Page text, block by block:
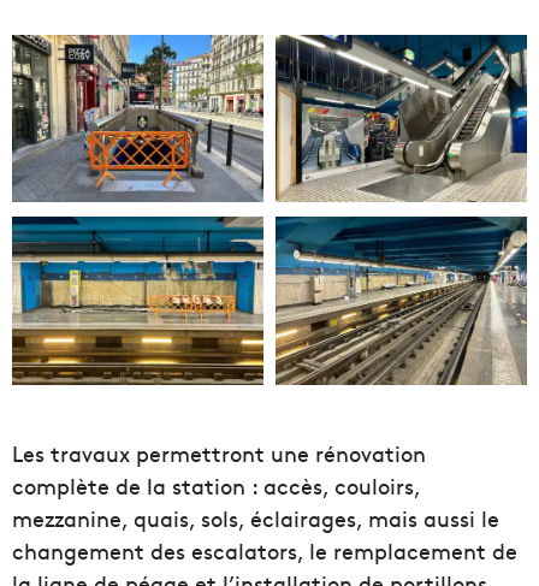
Les travaux permettront une rénovation
complète de la station : accès, couloirs,
mezzanine, quais, sols, éclairages, mais aussi le
changement des escalators, le remplacement de